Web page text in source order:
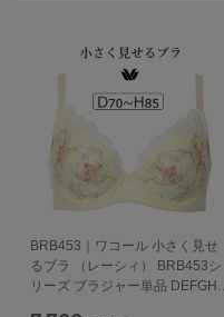
BRB453｜ワコール 小さく見せ
るブラ （レーシィ） BRB453シ
リーズ ブラジャー単品 DEFGHカ